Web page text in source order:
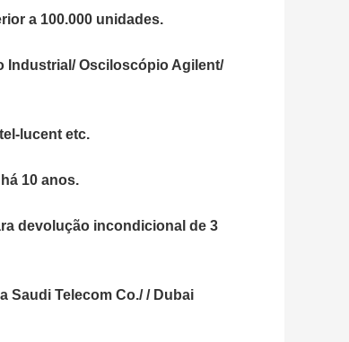
a 100.000 unidades.
Industrial/ Osciloscópio Agilent/
lucent etc.
10 anos.
devolução incondicional de 3
Saudi Telecom Co./ / Dubai